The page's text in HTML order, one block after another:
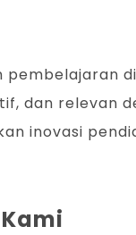
pembelajaran
dan relevan
inovasi